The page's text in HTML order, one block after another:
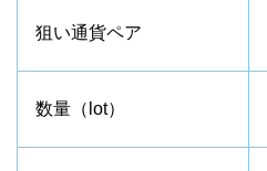
狙い通貨ペア
数量（lot）